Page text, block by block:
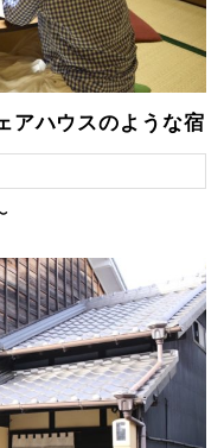
アハウスのような宿